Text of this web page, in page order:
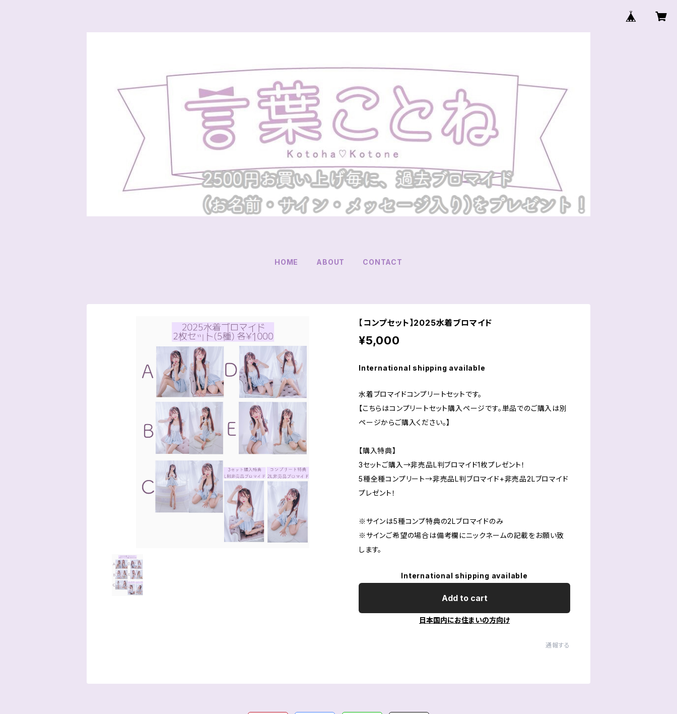
HOME ABOUT CONTACT
【コンプセット】2025水着ブロマイド
¥5,000
International shipping available
水着ブロマイドコンプリートセットです。
【こちらはコンプリートセット購入ページです。単品でのご購入は別
ページからご購入ください。】
【購入特典】
3セットご購入→非売品L判ブロマイド1枚プレゼント！
5種全種コンプリート→非売品L判ブロマイド+非売品2Lブロマイド
プレゼント！
※サインは5種コンプ特典の2Lブロマイドのみ
※サインご希望の場合は備考欄にニックネームの記載をお願い致
します。
International shipping available
Add to cart
日本国内にお住まいの方向け
通報する